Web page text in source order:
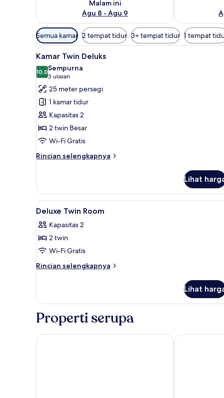
Malam ini
Agu 8 - Agu 9
Filter
tersedia
untuk
kamar
Semua kamar 2 tempat tidur 3+ tempat tidur 1 tempat
Lihat
semua
foto
untuk
Kamar
Twin
Deluks
Kamar Twin Deluks |
18
Kamar Twin Deluks
10,010,0 dari 10
Sempurna
3 ulasan
(3
ulasan)
25 meter persegi
1 kamar tidur
Kapasitas 2
2 twin Besar
Wi-Fi Gratis
Rincian selengkapnya
Rincian
Kamar
Twin
Deluks
Lihat
Lihat
semua
foto
untuk
Deluxe
Twin
Brankas, meja kerja, ruang
1
Deluxe Twin Room
Kapasitas 2
2 twin
Wi-Fi Gratis
Rincian selengkapnya
Rincian
Deluxe
Room
Lihat
Properti serupa
Toyoko Inn Fuji Kawaguchiko Ohashi HaoSTAY